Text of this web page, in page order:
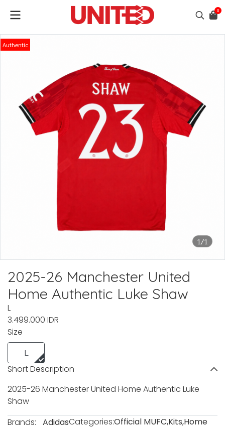
0
1/1
Authentic
2025-26 Manchester United
Home Authentic Luke Shaw
L
3.499.000 IDR
Size
L
Short Description
2025-26 Manchester United Home Authentic Luke
Shaw
Brands:
AdidasCategories:Official MUFC,Kits,Home